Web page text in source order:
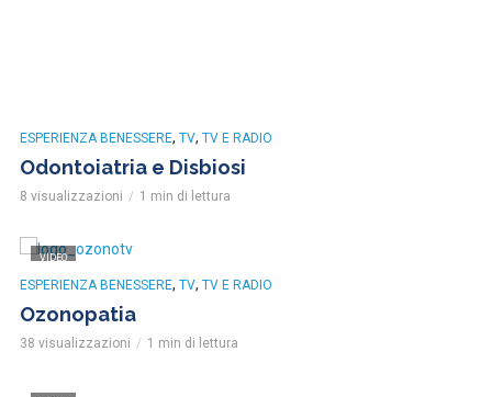
ESPERIENZA BENESSERE, TV, TV E RADIO
Odontoiatria e Disbiosi
8 visualizzazioni 1 min di lettura
VIDEO
ESPERIENZA BENESSERE, TV, TV E RADIO
Ozonopatia
38 visualizzazioni 1 min di lettura